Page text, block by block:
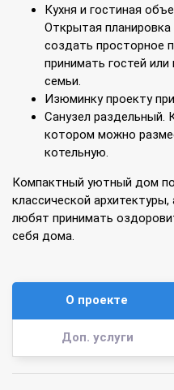
Кухня и гостиная
Открытая
создать просторное
принимать гостей или
семьи.
Изюминку проекту
Санузел раздельный.
котором можно
котельную.
Компактный уютный дом
классической
любят принимать
себя дома.
О проекте
Доп. услуги